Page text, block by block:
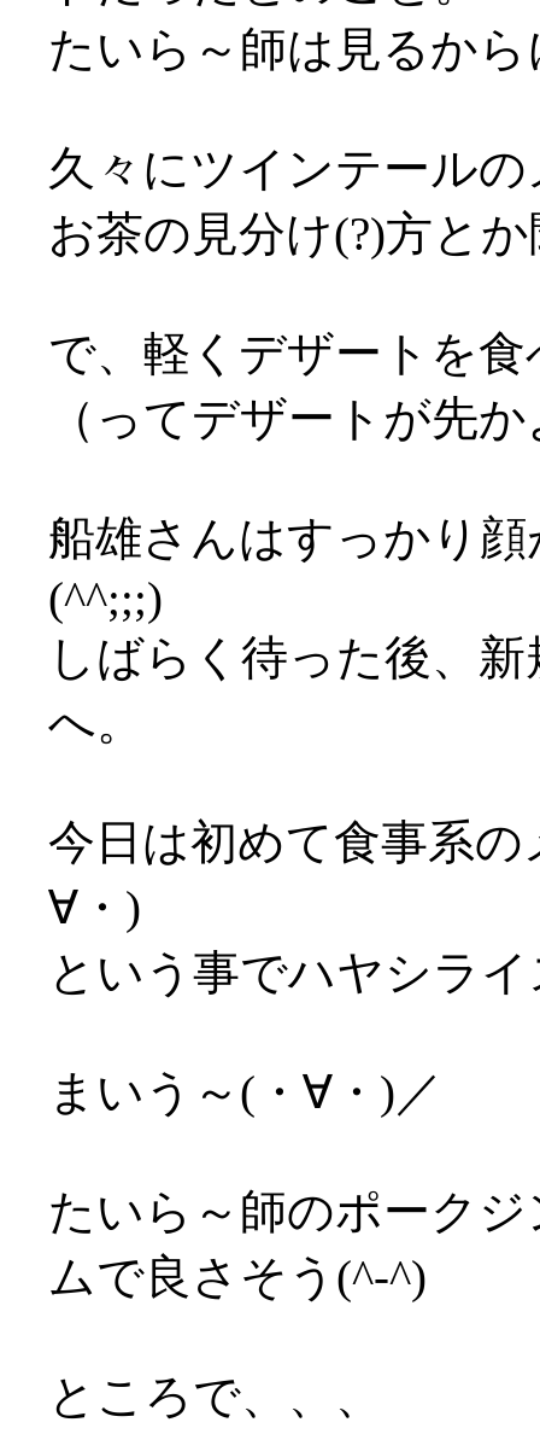
たいら～師は見るか
久々にツインテール
お茶の見分け(?)方と
で、軽くデザートを
（ってデザートが先
船雄さんはすっかり
(^^;;;)
しばらく待った後、
へ。
今日は初めて食事系
∀・)
という事でハヤシラ
まいう～(・∀・)／
たいら～師のポーク
ムで良さそう(^-^)
ところで、、、